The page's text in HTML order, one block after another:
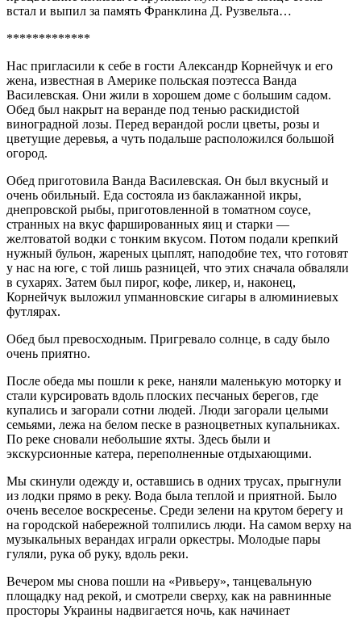
встал и выпил за память Франклина Д. Рузвельта…
*************
Нас пригласили к себе в гости Александр Корнейчук и его
жена, известная в Америке польская поэтесса Ванда
Василевская. Они жили в хорошем доме с большим садом.
Обед был накрыт на веранде под тенью раскидистой
виноградной лозы. Перед верандой росли цветы, розы и
цветущие деревья, а чуть подальше расположился большой
огород.
Обед приготовила Ванда Василевская. Он был вкусный и
очень обильный. Еда состояла из баклажанной икры,
днепровской рыбы, приготовленной в томатном соусе,
странных на вкус фаршированных яиц и старки ―
желтоватой водки с тонким вкусом. Потом подали крепкий
нужный бульон, жареных цыплят, наподобие тех, что готовят
у нас на юге, с той лишь разницей, что этих сначала обваляли
в сухарях. Затем был пирог, кофе, ликер, и, наконец,
Корнейчук выложил упманновские сигары в алюминиевых
футлярах.
Обед был превосходным. Пригревало солнце, в саду было
очень приятно.
После обеда мы пошли к реке, наняли маленькую моторку и
стали курсировать вдоль плоских песчаных берегов, где
купались и загорали сотни людей. Люди загорали целыми
семьями, лежа на белом песке в разноцветных купальниках.
По реке сновали небольшие яхты. Здесь были и
экскурсионные катера, переполненные отдыхающими.
Мы скинули одежду и, оставшись в одних трусах, прыгнули
из лодки прямо в реку. Вода была теплой и приятной. Было
очень веселое воскресенье. Среди зелени на крутом берегу и
на городской набережной толпились люди. На самом верху на
музыкальных верандах играли оркестры. Молодые пары
гуляли, рука об руку, вдоль реки.
Вечером мы снова пошли на «Ривьеру», танцевальную
площадку над рекой, и смотрели сверху, как на равнинные
просторы Украины надвигается ночь, как начинает